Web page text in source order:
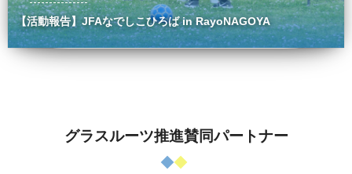
【活動報告】JFAなでしこひろば in RayoNAGOYA
グラスルーツ推進賛同パートナー